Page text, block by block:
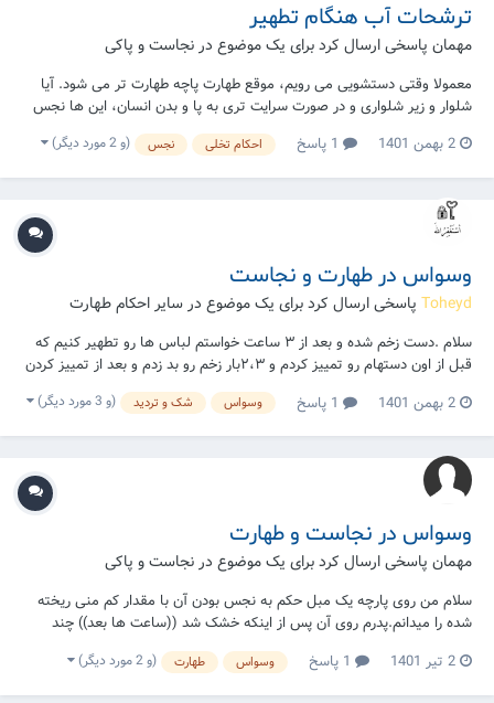
ترشحات آب هنگام تطهیر
مهمان پاسخی ارسال کرد برای یک موضوع در نجاست و پاکی
معمولا وقتی دستشویی می رویم، موقع طهارت پاچه طهارت تر می شود. آیا
شلوار و زیر شلواری و در صورت سرایت تری به پا و بدن انسان، این ها نجس
می شوند؟ نمی توان با آنها نماز خواند؟
2 بهمن 1401 احکام تخلی نجس (و 2 مورد دیگر)
وسواس در طهارت و نجاست
Toheyd پاسخی ارسال کرد برای یک موضوع در سایر احکام طهارت
سلام .دست زخم شده و بعد از ۳ ساعت خواستم لباس ها رو تطهیر کنیم که
قبل از اون دستهام رو تمییز کردم و ۲،۳بار زخم رو بد زدم و بعد از تمییز کردن
نگاه کردم و نظرم خون خارج نشده ،لباس ها رو که تطهیر کردم بعد از یه
دقیقه سرخ زیادی دیدم که البته خون بودنش مشخص نبود و دست که بهش
زدم *فکر کنم یه حالتی زدی داش...
2 بهمن 1401 وسواس شک و تردید (و 3 مورد دیگر)
وسواس در نجاست و طهارت
مهمان پاسخی ارسال کرد برای یک موضوع در نجاست و پاکی
سلام من روی پارچه یک مبل حکم به نجس بودن آن با مقدار کم منی ریخته
شده را میدانم.پدرم روی آن پس از اینکه خشک شد ((ساعت ها بعد)) چند
دقیقه ای نشست من استرس داشتم که نجس نشود بعد از اینکه پاشد آنجا که
رفتم مبل خیس شد ((به سبب تعریق))آیا الان پدرم نجس است؟باید با او
درمیان بگذارم؟ نماز هایش باطل است؟...
2 تیر 1401 وسواس طهارت (و 2 مورد دیگر)